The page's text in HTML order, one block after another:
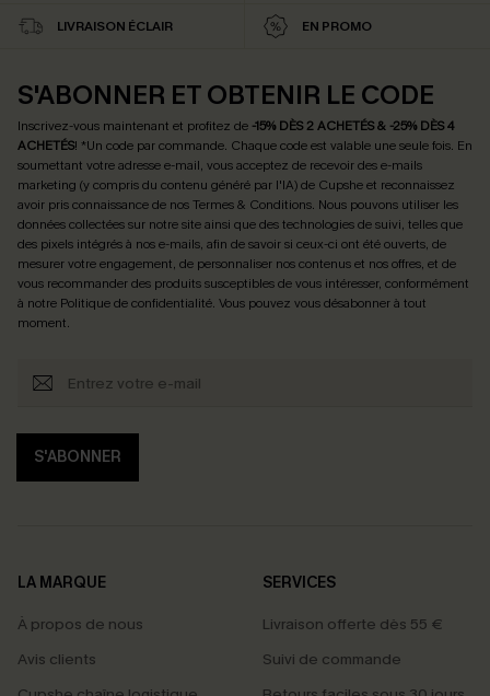
LIVRAISON ÉCLAIR EN PROMO
S'ABONNER ET OBTENIR LE CODE
Inscrivez-vous maintenant et profitez de -15% DÈS 2 ACHETÉS & -25% DÈS 4
ACHETÉS! *Un code par commande. Chaque code est valable une seule fois. En
soumettant votre adresse e-mail, vous acceptez de recevoir des e-mails
marketing (y compris du contenu généré par l'IA) de Cupshe et reconnaissez
avoir pris connaissance de nosTermes & Conditions. Nous pouvons utiliser les
données collectées sur notre site ainsi que des technologies de suivi, telles que
des pixels intégrés à nos e-mails, afin de savoir si ceux-ci ont été ouverts, de
mesurer votre engagement, de personnaliser nos contenus et nos offres, et de
vous recommander des produits susceptibles de vous intéresser, conformément
à notre Politique de confidentialité. Vous pouvez vous désabonner à tout
moment.
S'ABONNER
LA MARQUE
À propos de nous
Avis clients
SERVICES
Livraison offerte dès 55 €
Suivi de commande